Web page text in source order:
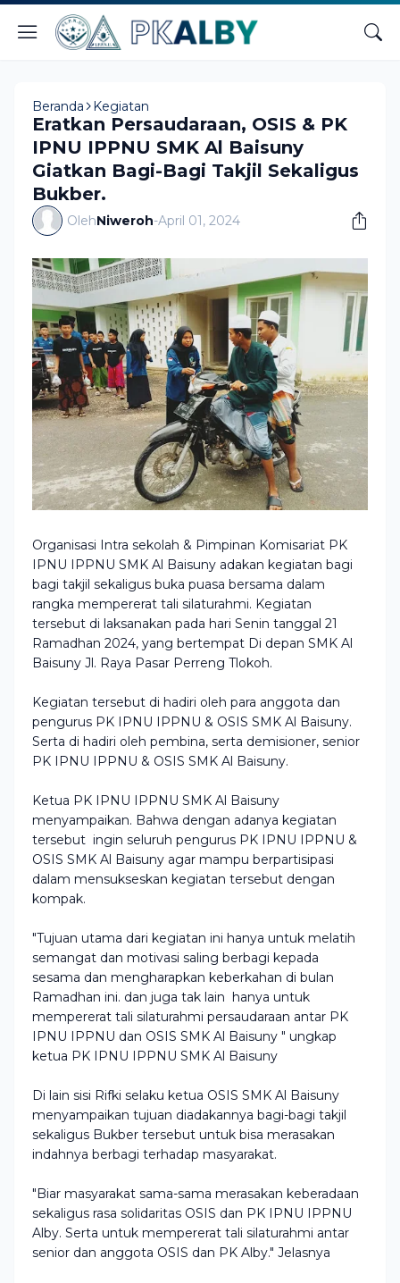
Beranda Kegiatan
Eratkan Persaudaraan, OSIS & PK
IPNU IPPNU SMK Al Baisuny
Giatkan Bagi-Bagi Takjil Sekaligus
Bukber.
OlehNiweroh-April 01, 2024
Organisasi Intra sekolah & Pimpinan Komisariat PK
IPNU IPPNU SMK Al Baisuny adakan kegiatan bagi
bagi takjil sekaligus buka puasa bersama dalam
rangka mempererat tali silaturahmi. Kegiatan
tersebut di laksanakan pada hari Senin tanggal 21
Ramadhan 2024, yang bertempat Di depan SMK Al
Baisuny Jl. Raya Pasar Perreng Tlokoh.
Kegiatan tersebut di hadiri oleh para anggota dan
pengurus PK IPNU IPPNU & OSIS SMK Al Baisuny.
Serta di hadiri oleh pembina, serta demisioner, senior
PK IPNU IPPNU & OSIS SMK Al Baisuny.
Ketua PK IPNU IPPNU SMK Al Baisuny
menyampaikan. Bahwa dengan adanya kegiatan
tersebut ingin seluruh pengurus PK IPNU IPPNU &
OSIS SMK Al Baisuny agar mampu berpartisipasi
dalam mensukseskan kegiatan tersebut dengan
kompak.
"Tujuan utama dari kegiatan ini hanya untuk melatih
semangat dan motivasi saling berbagi kepada
sesama dan mengharapkan keberkahan di bulan
Ramadhan ini. dan juga tak lain hanya untuk
mempererat tali silaturahmi persaudaraan antar PK
IPNU IPPNU dan OSIS SMK Al Baisuny " ungkap
ketua PK IPNU IPPNU SMK Al Baisuny
Di lain sisi Rifki selaku ketua OSIS SMK Al Baisuny
menyampaikan tujuan diadakannya bagi-bagi takjil
sekaligus Bukber tersebut untuk bisa merasakan
indahnya berbagi terhadap masyarakat.
"Biar masyarakat sama-sama merasakan keberadaan
sekaligus rasa solidaritas OSIS dan PK IPNU IPPNU
Alby. Serta untuk mempererat tali silaturahmi antar
senior dan anggota OSIS dan PK Alby." Jelasnya